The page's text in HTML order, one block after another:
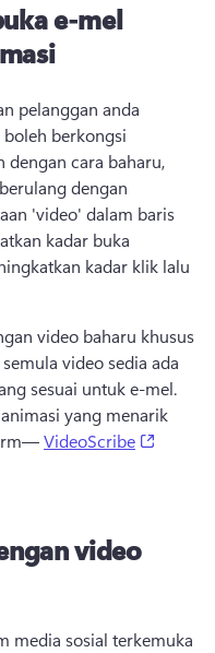
e-mel
pelanggan anda
berkongsi
dengan cara baharu,
dengan
'video' dalam baris
kadar buka
kadar klik lalu
video baharu khusus
video sedia ada
sesuai untuk e-mel.
yang menarik
VideoScribe
video
media sosial terkemuka